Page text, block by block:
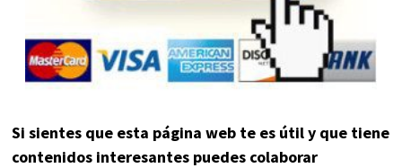
Si sientes que esta página web te es útil y que tiene
contenidos interesantes puedes colaborar